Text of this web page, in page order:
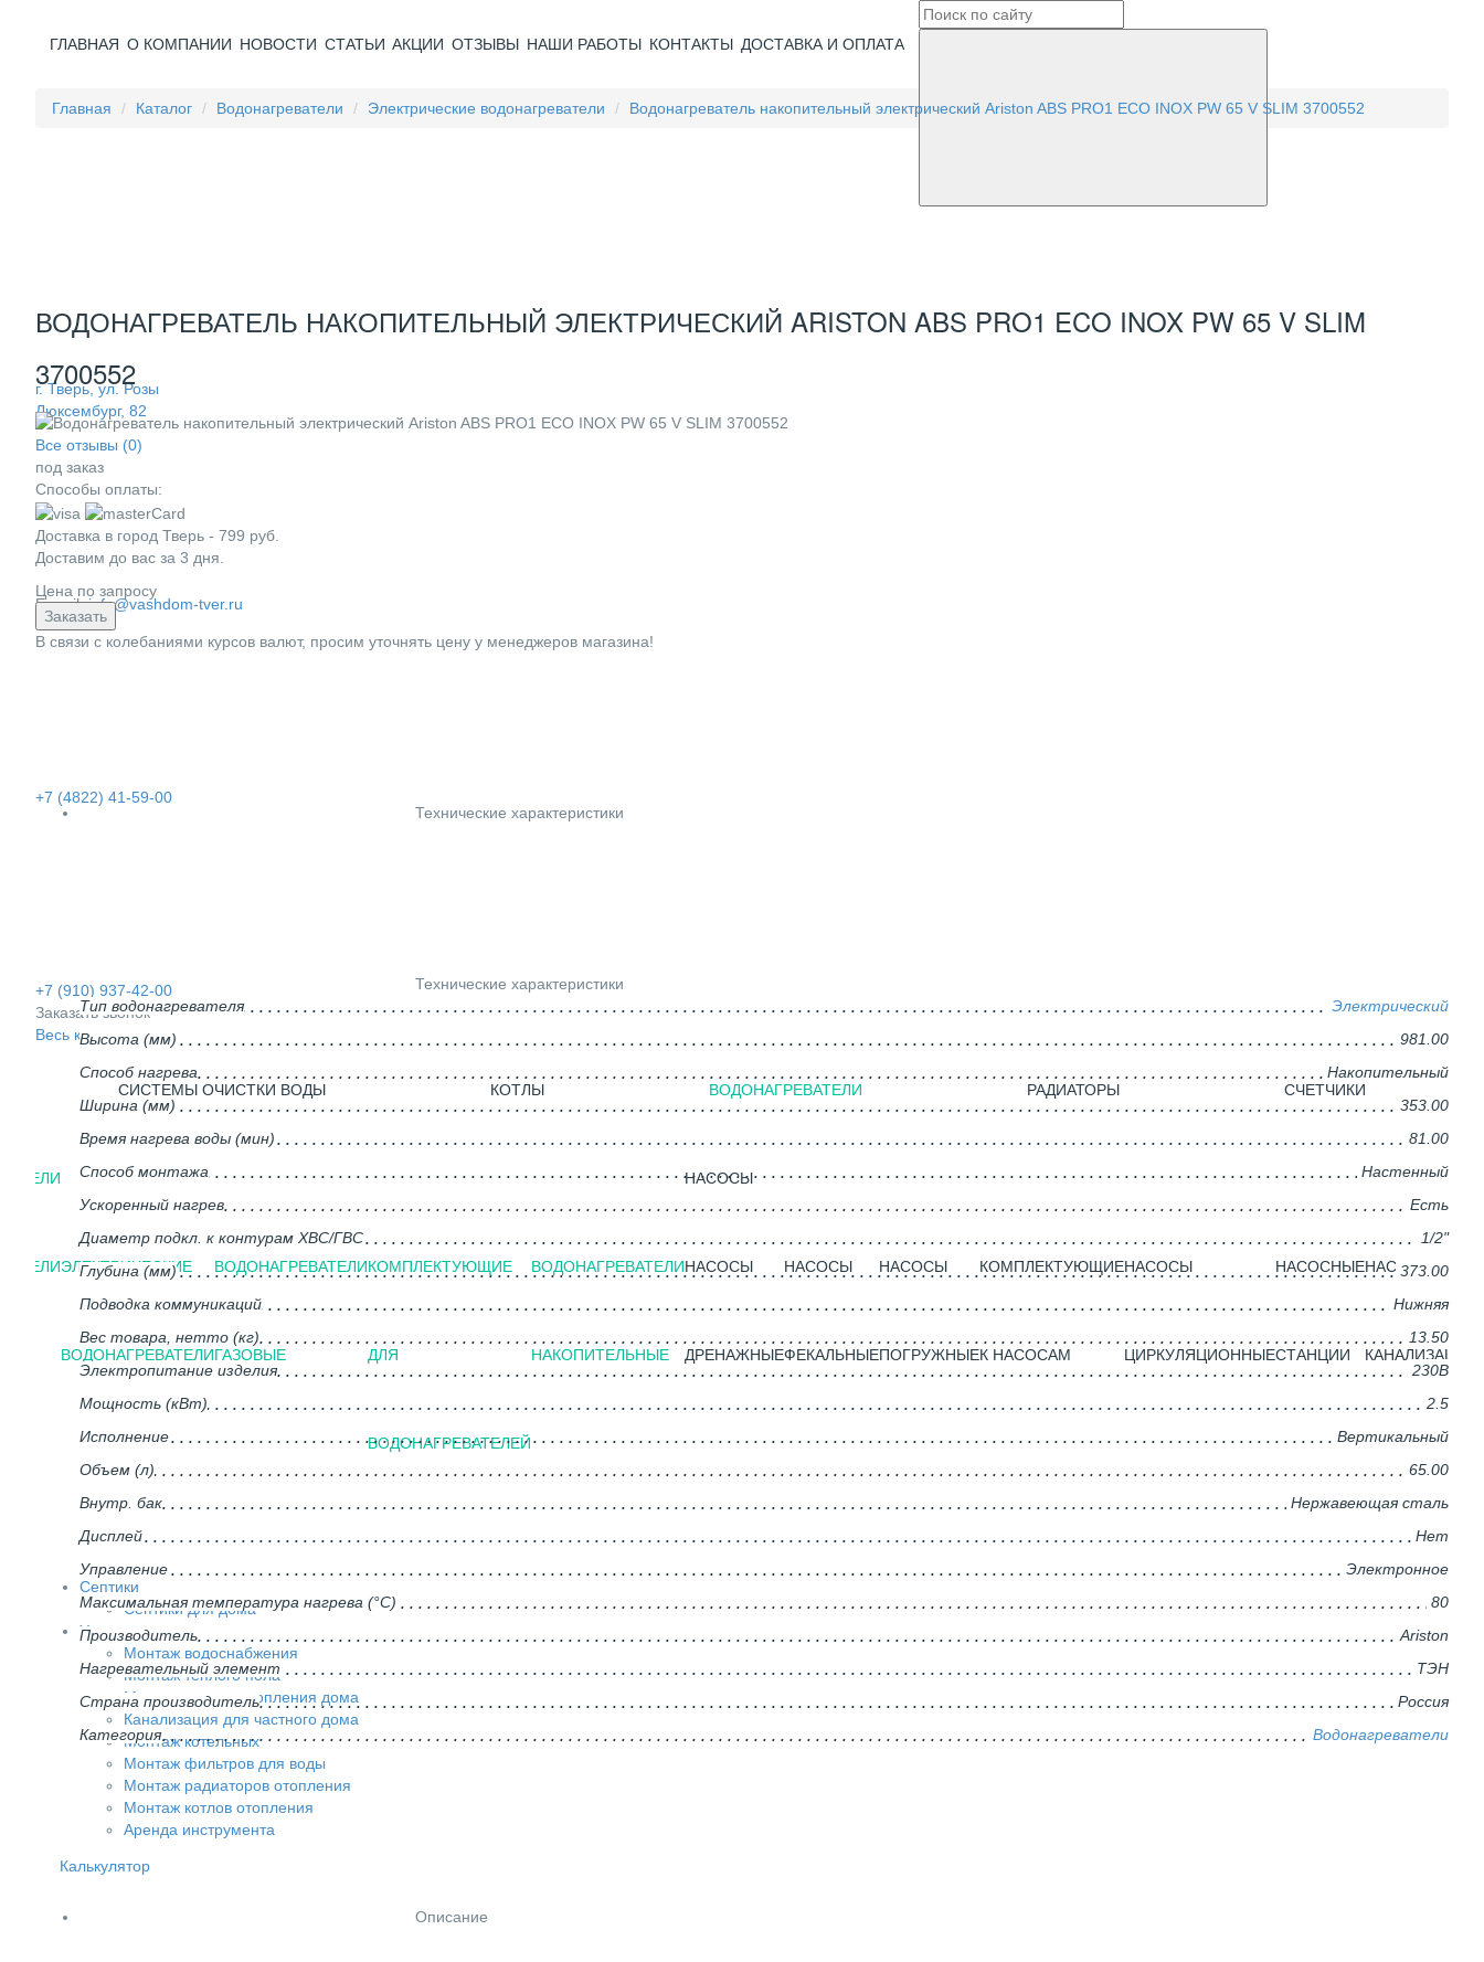
ГЛАВНАЯ О КОМПАНИИ НОВОСТИ СТАТЬИ АКЦИИ ОТЗЫВЫ НАШИ РАБОТЫ КОНТАКТЫ ДОСТАВКА И ОПЛАТА
г. Тверь, ул. Розы
Люксембург, 82
E-mail: info@vashdom-tver.ru
+7 (4822) 41-59-00
+7 (910) 937-42-00
Заказать звонок
Весь каталог
СИСТЕМЫ ОЧИСТКИ ВОДЫ КОТЛЫ ВОДОНАГРЕВАТЕЛИ РАДИАТОРЫ CЧЕТЧИКИ
ЭЛЕКТРИЧЕСКИЕ
ВОДОНАГРЕВАТЕЛИ
ВОДОНАГРЕВАТЕЛИ
ГАЗОВЫЕ
КОМПЛЕКТУЮЩИЕ
ДЛЯ
ВОДОНАГРЕВАТЕЛЕЙ
ВОДОНАГРЕВАТЕЛИ
НАКОПИТЕЛЬНЫЕ
НАСОСЫ
НАСОСЫ
ДРЕНАЖНЫЕ
НАСОСЫ
ФЕКАЛЬНЫЕ
НАСОСЫ
ПОГРУЖНЫЕ
КОМПЛЕКТУЮЩИЕ
К НАСОСАМ
НАСОСЫ
ЦИРКУЛЯЦИОННЫЕ
НАСОСНЫЕ
СТАНЦИИ
НАСОСЫ
Септики
Септики для дома
Услуги
Монтаж водоснабжения
Монтаж теплого пола
Монтаж систем отопления дома
Канализация для частного дома
Монтаж котельных
Монтаж фильтров для воды
Монтаж радиаторов отопления
Монтаж котлов отопления
Аренда инструмента
Калькулятор
Главная Каталог Водонагреватели Электрические водонагреватели Водонагреватель накопительный электрический Ariston ABS PRO1 ECO INOX PW 65 V SLIM 3700552
ВОДОНАГРЕВАТЕЛЬ НАКОПИТЕЛЬНЫЙ ЭЛЕКТРИЧЕСКИЙ ARISTON ABS PRO1 ECO INOX PW 65 V SLIM
3700552
Все отзывы (0)
под заказ
Способы оплаты:
Доставка в город Тверь - 799 руб.
Доставим до вас за 3 дня.
Цена по запросу
Заказать
В связи с колебаниями курсов валют, просим уточнять цену у менеджеров магазина!
Технические характеристики
Технические характеристики
Тип водонагревателя
Электрический
Высота (мм)
981.00
Способ нагрева
Накопительный
Ширина (мм)
353.00
Время нагрева воды (мин)
81.00
Способ монтажа
Настенный
Ускоренный нагрев
Есть
Диаметр подкл. к контурам ХВС/ГВС
1/2"
Глубина (мм)
373.00
Подводка коммуникаций
Нижняя
Вес товара, нетто (кг)
13.50
Электропитание изделия
230В
Мощность (кВт)
2.5
Исполнение
Вертикальный
Объем (л)
65.00
Внутр. бак
Нержавеющая сталь
Дисплей
Нет
Управление
Электронное
Максимальная температура нагрева (°С)
80
Производитель
Ariston
Нагревательный элемент
ТЭН
Страна производитель
Россия
Категория
Водонагреватели
Описание